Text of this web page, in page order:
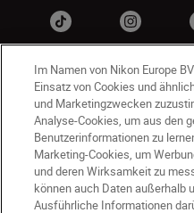
DE Nikon Sites
Kontakt
Im Namen von Nikon Europe
Einsatz von Cookies und
und Marketingzwecken
Analyse-Cookies, um aus den
Benutzerinformationen zu
Marketing-Cookies, um
und deren Wirksamkeit zu
können auch Daten außerhalb
Ausführliche Informationen